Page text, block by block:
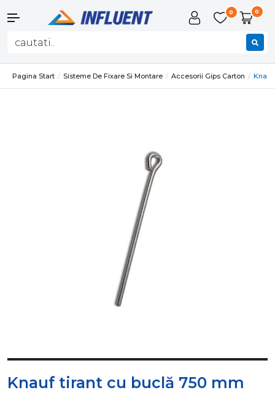
0 0
Pagina Start Sisteme De Fixare Si Montare Accesorii Gips Carton Knauf
Knauf tirant cu buclă 750 mm